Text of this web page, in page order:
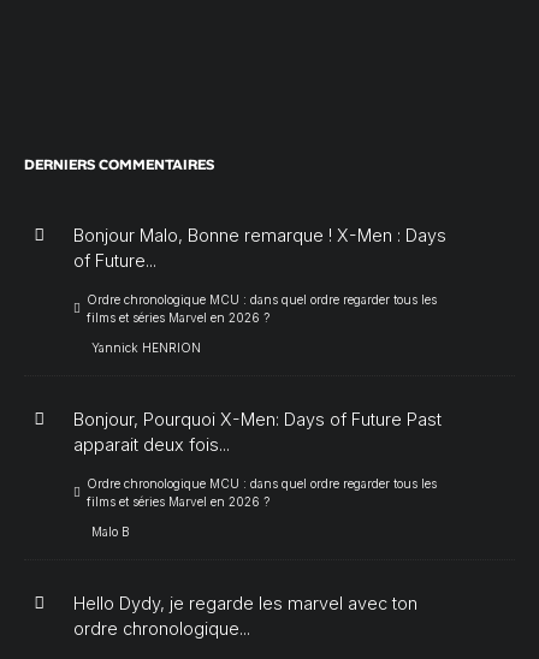
DERNIERS COMMENTAIRES
Bonjour Malo, Bonne remarque ! X-Men : Days
of Future...
Ordre chronologique MCU : dans quel ordre regarder tous les
films et séries Marvel en 2026 ?
Yannick HENRION
Bonjour, Pourquoi X-Men: Days of Future Past
apparait deux fois...
Ordre chronologique MCU : dans quel ordre regarder tous les
films et séries Marvel en 2026 ?
Malo B
Hello Dydy, je regarde les marvel avec ton
ordre chronologique...